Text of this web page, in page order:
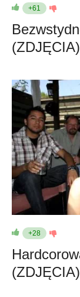
+61
(ZDJĘCIA)
+28
(ZDJĘCIA)